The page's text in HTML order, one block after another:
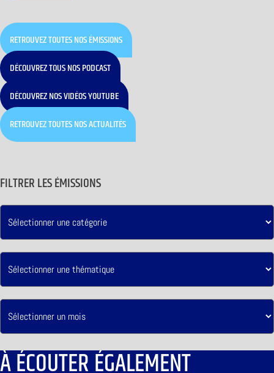
RETROUVEZ TOUTES NOS ÉMISSIONS
DÉCOUVREZ TOUS NOS PODCAST
DÉCOUVREZ NOS VIDÉOS YOUTUBE
RETROUVEZ TOUTES NOS ACTUALITÉS
FILTRER LES ÉMISSIONS
À ÉCOUTER ÉGALEMENT